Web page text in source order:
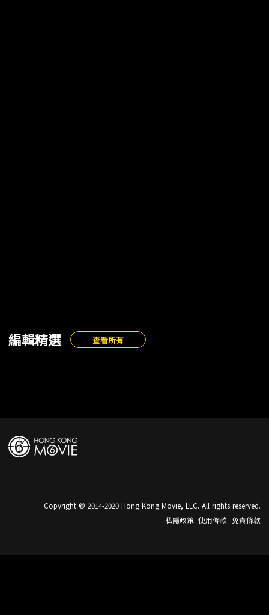
編輯精選 查看所有
Copyright © 2014-2020 Hong Kong Movie, LLC. All rights reserved.
私隱政策 使用條款 免責條款